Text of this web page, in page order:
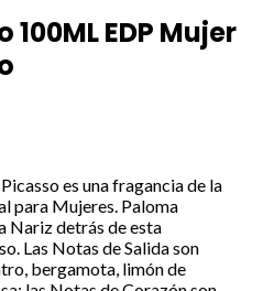
EDP Mujer
es una fragancia de la
para Mujeres. Paloma
Nariz detrás de esta
Las Notas de Salida son
bergamota, limón de